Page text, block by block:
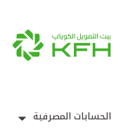
الحسابات المصرفية